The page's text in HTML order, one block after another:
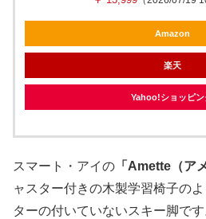
Amazon
楽天
Yahoo!ショッピン
スマート・アイの 「Amette（ア
ャスター付きの木製学習椅子の
ターの付いていないスキー脚で